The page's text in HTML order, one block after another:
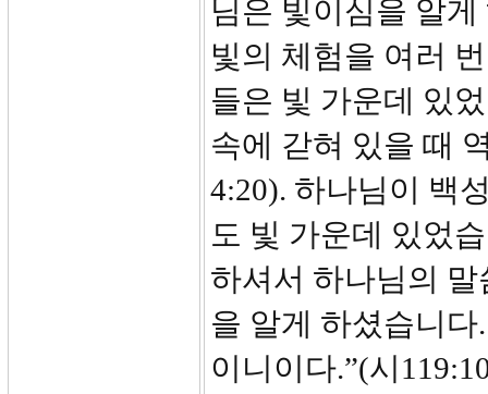
님은 빛이심을 알
빛의 체험을 여러
들은 빛 가운데 있
속에 갇혀 있을 때
4:20). 하나님이 백
도 빛 가운데 있었
하셔서 하나님의
을 알게 하셨습니
이니이다.”(시